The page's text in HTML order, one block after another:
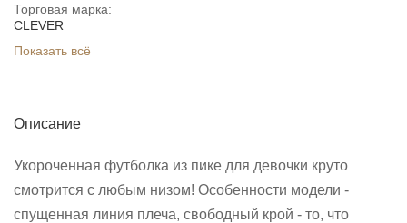
Торговая марка:
CLEVER
Показать всё
Описание
Укороченная футболка из пике для девочки круто
смотрится с любым низом! Особенности модели -
спущенная линия плеча, свободный крой - то, что